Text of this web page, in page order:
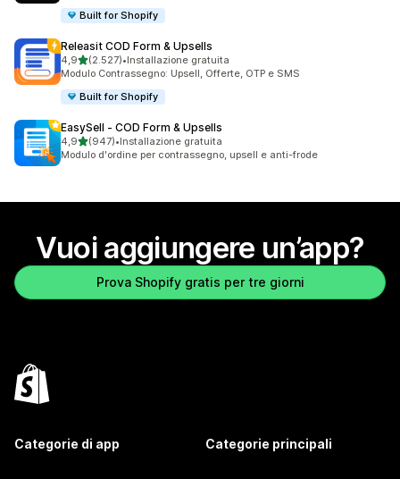
Built for Shopify
Releasit COD Form & Upsells
4,9stelle su 5
(2.527)
2527 recensioni totali
•Installazione gratuita
Modulo Contrassegno: Upsell, Offerte, OTP e SMS
Built for Shopify
EasySell ‑ COD Form & Upsells
4,9stelle su 5
(947)
947 recensioni totali
•Installazione gratuita
Modulo d'ordine per contrassegno, upsell e anti-frode
Vuoi aggiungere un’app?
Prova Shopify gratis per tre giorni
Categorie di app Categorie principali